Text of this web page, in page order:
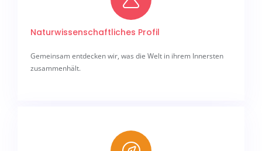
Naturwissenschaftliches Profil
Gemeinsam entdecken wir, was die Welt in ihrem Innersten
zusammenhält.